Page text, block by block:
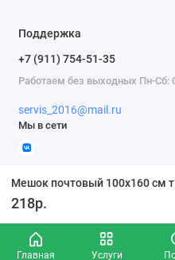
Главная Услуги
218р.
Поддержка
+7 (911) 754-51-35
Работаем без выходных Пн-Сб:
servis_2016@mail.ru
Мы в сети